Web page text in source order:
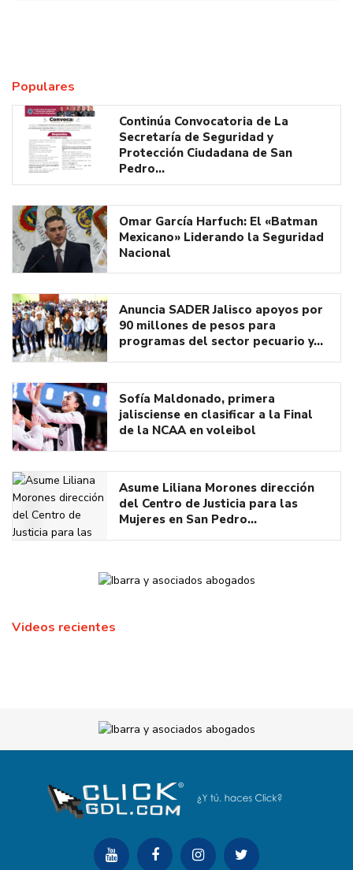
Populares
Continúa Convocatoria de La
Secretaría de Seguridad y
Protección Ciudadana de San
Pedro…
Omar García Harfuch: El «Batman
Mexicano» Liderando la Seguridad
Nacional
Anuncia SADER Jalisco apoyos por
90 millones de pesos para
programas del sector pecuario y…
Sofía Maldonado, primera
jalisciense en clasificar a la Final
de la NCAA en voleibol
Asume Liliana Morones dirección
del Centro de Justicia para las
Mujeres en San Pedro…
Videos recientes